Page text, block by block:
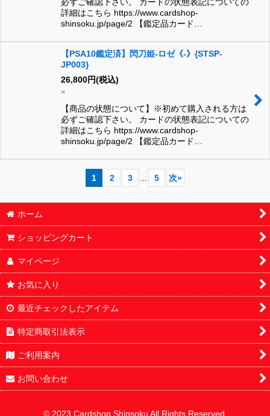
必ずご確認下さい。 カードの状態表記についての
詳細はこちら https://www.cardshop-
shinsoku.jp/page/2 【鑑定品カード…
【PSA10鑑定済】閃刀姫-ロゼ《-》{STSP-
JP003}
26,800円(税込)
×
【商品の状態について】※初めて購入される方は
必ずご確認下さい。 カードの状態表記についての
詳細はこちら https://www.cardshop-
shinsoku.jp/page/2 【鑑定品カード…
1 2 3 ... 5 次»
ホーム
ショッピングカート
マイページ
お気に入り
最近チェックしたアイテム
特定商取引法表示
ご利用案内
お問い合わせ
© 2023 Cardshop Shinsoku All Rights Reserved.